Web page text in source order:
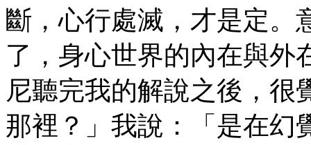
斷，心行處滅，才是定。
了，身心世界的內在與外
尼聽完我的解說之後，很
那裡？」我說：「是在幻